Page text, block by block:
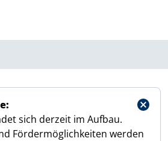
sich derzeit im Aufbau.
Fördermöglichkeiten werden